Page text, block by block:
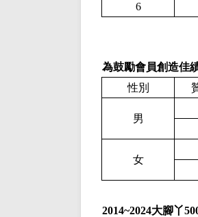
6
為鼓勵會員創造佳
性別
男
女
2014~2024大腳丫